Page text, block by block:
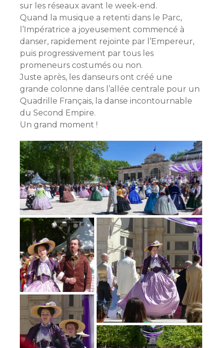
sur les réseaux avant le week-end.
Quand la musique a retenti dans le Parc,
l’Impératrice a joyeusement commencé à
danser, rapidement rejointe par l’Empereur,
puis progressivement par tous les
promeneurs costumés ou non.
Juste après, les danseurs ont créé une
grande colonne dans l’allée centrale pour un
Quadrille Français, la danse incontournable
du Second Empire.
Un grand moment !